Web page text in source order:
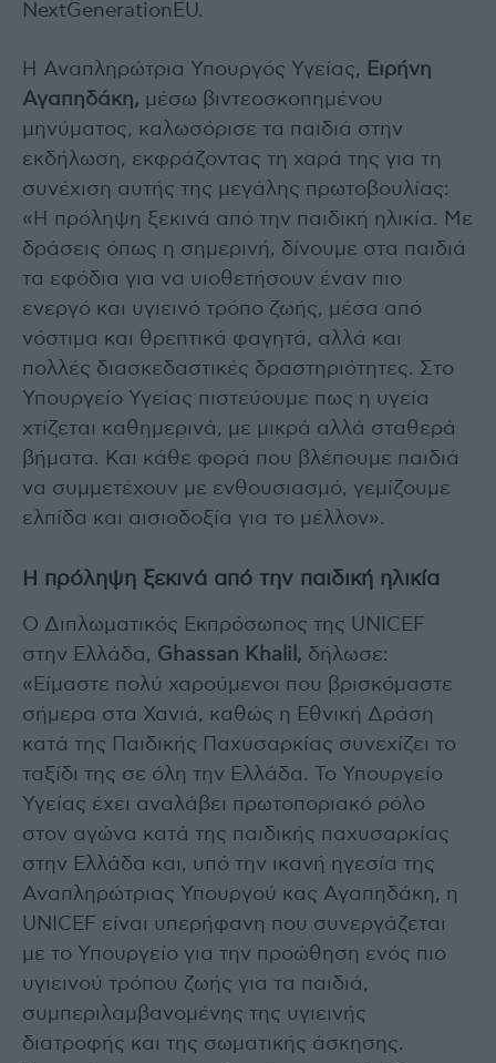
NextGenerationEU.
Η Αναπληρώτρια Υπουργός Υγείας,
Ειρήνη
Αγαπηδάκη, μέσω βιντεοσκοπημένου
μηνύματος, καλωσόρισε τα παιδιά στην
εκδήλωση, εκφράζοντας τη χαρά της για τη
συνέχιση αυτής της μεγάλης πρωτοβουλίας:
«Η πρόληψη ξεκινά από την παιδική ηλικία. Με
δράσεις όπως η σημερινή, δίνουμε στα παιδιά
τα εφόδια για να υιοθετήσουν έναν πιο
ενεργό και υγιεινό τρόπο ζωής, μέσα από
νόστιμα και θρεπτικά φαγητά, αλλά και
πολλές διασκεδαστικές δραστηριότητες. Στο
Υπουργείο Υγείας πιστεύουμε πως η υγεία
χτίζεται καθημερινά, με μικρά αλλά σταθερά
βήματα. Και κάθε φορά που βλέπουμε παιδιά
να συμμετέχουν με ενθουσιασμό, γεμίζουμε
ελπίδα και αισιοδοξία για το μέλλον».
Η πρόληψη ξεκινά από την παιδική ηλικία
Ο Διπλωματικός Εκπρόσωπος της UNICEF
στην Ελλάδα, Ghassan Khalil, δήλωσε:
«Είμαστε πολύ χαρούμενοι που βρισκόμαστε
σήμερα στα Χανιά, καθώς η Εθνική Δράση
κατά της Παιδικής Παχυσαρκίας συνεχίζει το
ταξίδι της σε όλη την Ελλάδα. Το Υπουργείο
Υγείας έχει αναλάβει πρωτοποριακό ρόλο
στον αγώνα κατά της παιδικής παχυσαρκίας
στην Ελλάδα και, υπό την ικανή ηγεσία της
Αναπληρώτριας Υπουργού κας Αγαπηδάκη, η
UNICEF είναι υπερήφανη που συνεργάζεται
με το Υπουργείο για την προώθηση ενός πιο
υγιεινού τρόπου ζωής για τα παιδιά,
συμπεριλαμβανομένης της υγιεινής
διατροφής και της σωματικής άσκησης.